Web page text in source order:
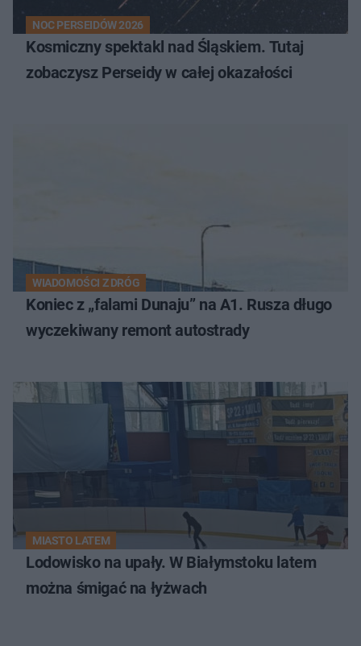
NOC PERSEIDÓW 2026
Kosmiczny spektakl nad Śląskiem. Tutaj
zobaczysz Perseidy w całej okazałości
WIADOMOŚCI Z DRÓG
Koniec z „falami Dunaju” na A1. Rusza długo
wyczekiwany remont autostrady
MIASTO LATEM
Lodowisko na upały. W Białymstoku latem
można śmigać na łyżwach